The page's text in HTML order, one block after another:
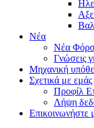
Νέα
Νέα
Γνώσεις
Μηχανική
Σχετικά με εμάς
Προφίλ
Λήψη
Επικοινωνήστε